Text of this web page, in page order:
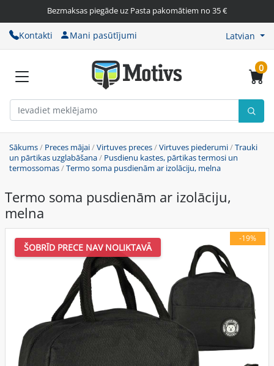
Bezmaksas piegāde uz Pasta pakomātiem no 35 €
Kontakti Mani pasūtījumi Latvian
0
Sākums/ Preces mājai/Virtuves preces/Virtuves piederumi/Trauki
un pārtikas uzglabāšana/ Pusdienu kastes, pārtikas termosi un
termossomas/Termo soma pusdienām ar izolāciju, melna
Termo soma pusdienām ar izolāciju,
melna
-19%
ŠOBRĪD PRECE NAV NOLIKTAVĀ